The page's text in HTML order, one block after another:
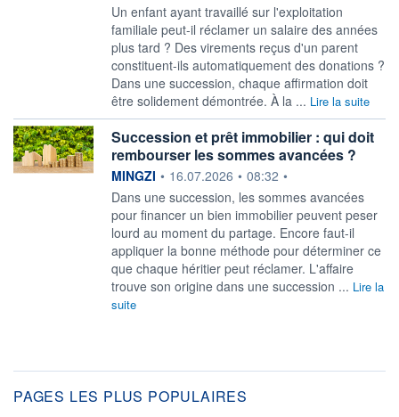
Un enfant ayant travaillé sur l'exploitation
familiale peut-il réclamer un salaire des années
plus tard ? Des virements reçus d'un parent
constituent-ils automatiquement des donations ?
Dans une succession, chaque affirmation doit
être solidement démontrée. À la ... Lire la suite
Succession et prêt immobilier : qui doit
rembourser les sommes avancées ?
information fournie par
MINGZI • 16.07.2026 • 08:32 •
Dans une succession, les sommes avancées
pour financer un bien immobilier peuvent peser
lourd au moment du partage. Encore faut-il
appliquer la bonne méthode pour déterminer ce
que chaque héritier peut réclamer. L'affaire
trouve son origine dans une succession ... Lire la
suite
PAGES LES PLUS POPULAIRES